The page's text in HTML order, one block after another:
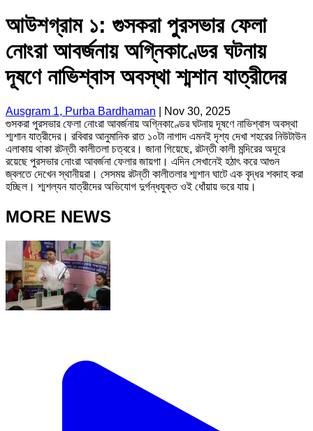
আউশগ্রাম ১: গুসকরা পুরসভার ফেলা
নোংরা আবর্জনায় অগ্নিকাণ্ডের ঘটনায়
দূষণে নাভিশ্বাস অবস্থা শ্মশান যাত্রীদের
Ausgram 1, Purba Bardhaman
Nov 30, 2025
গুসকরা পুরসভার ফেলা নোংরা আবর্জনায় অগ্নিকাণ্ডের ঘটনায় দূষণে নাভিশ্বাস অবস্থা
শ্মশান যাত্রীদের। রবিবার আনুমানিক রাত ১০টা নাগাদ এমনই দৃশ্য দেখা শহরের নিউটাউন
এলাকায় থাকা রটন্তী কালীতলা চত্বরে। জানা গিয়েছে, রটন্তী কালী মন্দিরের অদূরে
রয়েছে পুরসভার নোংরা আবর্জনা ফেলার জায়গা। এদিন সেখানেই হঠাৎ করে আগুন
জ্বলতে দেখেন স্থানীয়রা। সেসময় রটন্তী কালীতলার শ্মশান ঘাটে এক বৃদ্ধর শবদাহ করা
হচ্ছিল। শ্মশল্যন যাত্রীদের অভিযোগ দুর্গন্ধযুক্ত ওই ধোঁয়ায় ভরে যায়।
MORE NEWS